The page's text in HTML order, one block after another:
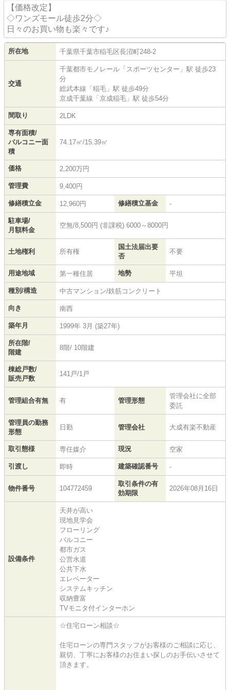
〇打ち合わせの際はショールームで実物を確認しながら
設計が出来ます。充実した環境で納得のいくまで対応さ
せていただきます♪
お客様が少しでも満足していただけるよう、スタッフ一
同誠心誠意を持って対応させていただきます。ご来店・
ご連絡お待ちしています♪
【価格改定】
◇ワンズモール徒歩2分◇
日々のお買い物も楽々です♪
所在地 千葉県千葉市稲毛区長沼町248-2
交通
千葉都市モノレール 「 スポーツセンター 」駅 徒歩23
分
総武本線 「 稲毛 」駅 徒歩49分
京成千葉線 「 京成稲毛 」駅 徒歩54分
間取り 2LDK
専有面積/
バルコニー面
積
74.17㎡/15.39㎡
価格 2,200万円
管理費 9,400円
修繕積立金 12,960円 修繕積立基金 -
駐車場/
月額料金
空無/8,500円 (非課税) 6000～8000円
土地権利 所有権
国土法届出要
否
不要
用途地域 第一種住居 地勢 平坦
種別/構造 中古マンション/鉄筋コンクリート
向き 南西
築年月 1999年 3月 (築27年)
所在階/
階建
8階/ 10階建
棟総戸数/
販売戸数
141戸/1戸
管理組合有無 有 管理形態
管理会社に全部
委託
管理員の勤務
形態
日勤 管理会社 大成有楽不動産
取引態様 専任媒介 現況 空家
引渡し 即時 建築確認番号 -
物件番号 104772459
取引条件の有
効期限
2026年08月16日
設備条件
天井が高い
現地見学会
フローリング
バルコニー
都市ガス
公営水道
公共下水
エレベーター
システムキッチン
収納豊富
TVモニタ付インターホン
☆住宅ローン相談☆
住宅ローンの専門スタッフがお客様のご相談に応じ、
親切、丁寧にお客様のお住まい探しのお手伝いさせて
頂きます。